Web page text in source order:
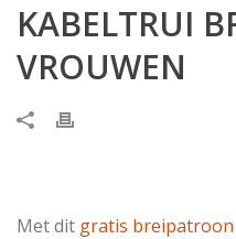
KABELTRUI
VROUWEN
Met dit gratis breipatroon